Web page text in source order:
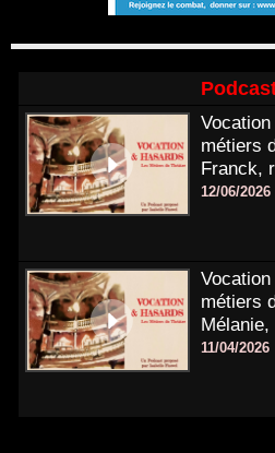
métiers
Franck,
12/06/2026
métiers
Mélanie,
11/04/2026